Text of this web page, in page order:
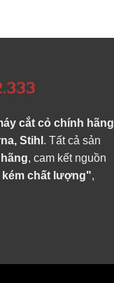
cắt cỏ chính hãng
Stihl . Tất cả sản
, cam kết nguồn
kém chất lượng",